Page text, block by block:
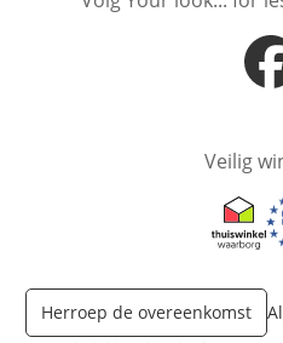
Veilig
Opent
Herroep de overeenkomst